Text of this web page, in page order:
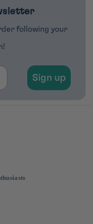
following your
Sign up